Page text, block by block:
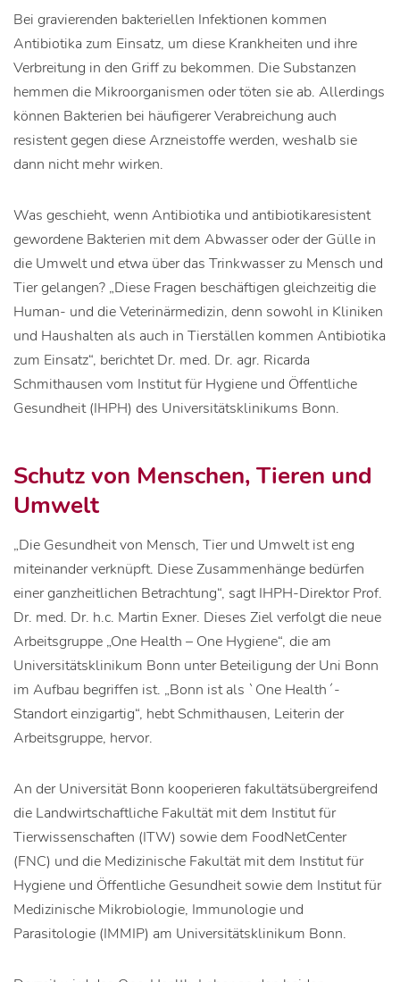
Bei gravierenden bakteriellen Infektionen kommen
Antibiotika zum Einsatz, um diese Krankheiten und ihre
Verbreitung in den Griff zu bekommen. Die Substanzen
hemmen die Mikroorganismen oder töten sie ab. Allerdings
können Bakterien bei häufigerer Verabreichung auch
resistent gegen diese Arzneistoffe werden, weshalb sie
dann nicht mehr wirken.
Was geschieht, wenn Antibiotika und antibiotikaresistent
gewordene Bakterien mit dem Abwasser oder der Gülle in
die Umwelt und etwa über das Trinkwasser zu Mensch und
Tier gelangen? „Diese Fragen beschäftigen gleichzeitig die
Human- und die Veterinärmedizin, denn sowohl in Kliniken
und Haushalten als auch in Tierställen kommen Antibiotika
zum Einsatz“, berichtet Dr. med. Dr. agr. Ricarda
Schmithausen vom Institut für Hygiene und Öffentliche
Gesundheit (IHPH) des Universitätsklinikums Bonn.
Schutz von Menschen, Tieren und
Umwelt
„Die Gesundheit von Mensch, Tier und Umwelt ist eng
miteinander verknüpft. Diese Zusammenhänge bedürfen
einer ganzheitlichen Betrachtung“, sagt IHPH-Direktor Prof.
Dr. med. Dr. h.c. Martin Exner. Dieses Ziel verfolgt die neue
Arbeitsgruppe „One Health – One Hygiene“, die am
Universitätsklinikum Bonn unter Beteiligung der Uni Bonn
im Aufbau begriffen ist. „Bonn ist als `One Health´-
Standort einzigartig“, hebt Schmithausen, Leiterin der
Arbeitsgruppe, hervor.
An der Universität Bonn kooperieren fakultätsübergreifend
die Landwirtschaftliche Fakultät mit dem Institut für
Tierwissenschaften (ITW) sowie dem FoodNetCenter
(FNC) und die Medizinische Fakultät mit dem Institut für
Hygiene und Öffentliche Gesundheit sowie dem Institut für
Medizinische Mikrobiologie, Immunologie und
Parasitologie (IMMIP) am Universitätsklinikum Bonn.